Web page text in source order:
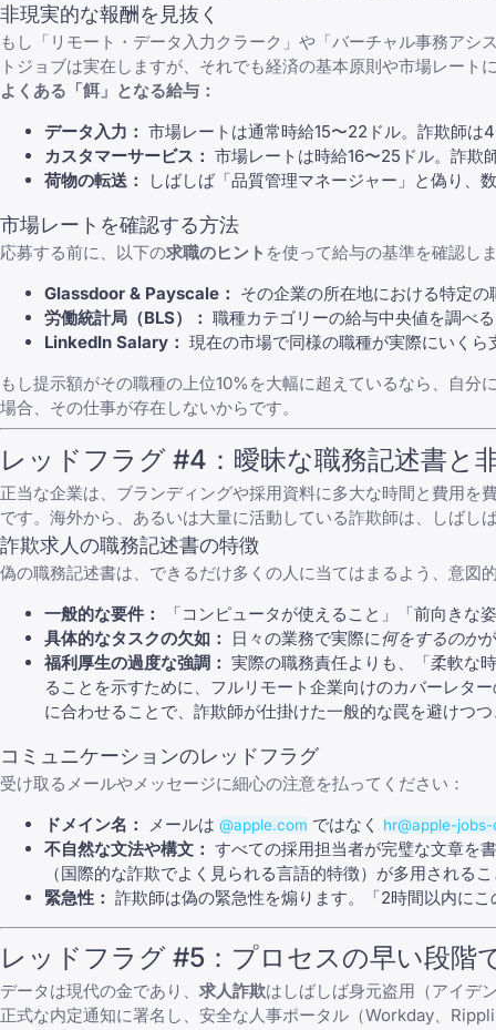
非現実的な報酬を見抜く
もし「リモート・データ入力クラーク」や「バーチャル事務ア
トジョブは実在しますが、それでも経済の基本原則や市場レート
よくある「餌」となる給与：
データ入力： 市場レートは通常時給15〜22ドル。詐欺師は
カスタマーサービス： 市場レートは時給16〜25ドル。詐欺
荷物の転送：
しばしば「品質管理マネージャー」と偽り、
市場レートを確認する方法
応募する前に、以下の求職のヒント を使って給与の基準を確認し
Glassdoor & Payscale： その企業の所在地における特定
労働統計局（BLS）： 職種カテゴリーの給与中央値を調べ
LinkedIn Salary： 現在の市場で同様の職種が実際にいく
もし提示額がその職種の上位10%を大幅に超えているなら、自分
場合、その仕事が存在しないからです。
レッドフラグ #4：曖昧な職務記述書
正当な企業は、ブランディングや採用資料に多大な時間と費用
です。海外から、あるいは大量に活動している詐欺師は、しばし
詐欺求人の職務記述書の特徴
偽の職務記述書は、できるだけ多くの人に当てはまるよう、意
一般的な要件：
「コンピュータが使えること」「前向きな
具体的なタスクの欠如：
日々の業務で実際に何をするのか
福利厚生の過度な強調： 実際の職務責任よりも、「柔軟な
ることを示すために、フルリモート企業向けのカバーレタ
に合わせることで、詐欺師が仕掛けた一般的な罠を避けつ
コミュニケーションのレッドフラグ
受け取るメールやメッセージに細心の注意を払ってください：
ドメイン名：
メールは @apple.com ではなく hr@apple-
不自然な文法や構文： すべての採用担当者が完璧な文章を
（国際的な詐欺でよく見られる言語的特徴）が多用される
緊急性： 詐欺師は偽の緊急性を煽ります。「2時間以内に
レッドフラグ #5：プロセスの早い段階
データは現代の金であり、 求人詐欺はしばしば身元盗用（アイデ
正式な内定通知に署名し、安全な人事ポータル（Workday、